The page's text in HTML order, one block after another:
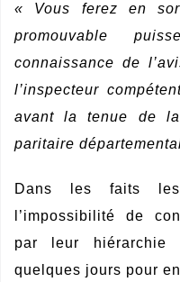
« Vous ferez en
promouvable
connaissance de
l’inspecteur
avant la tenue de la
paritaire
Dans les faits
l’impossibilité de
par leur
quelques jours pour